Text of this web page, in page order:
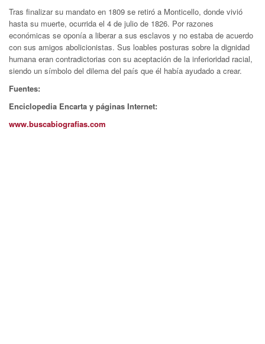
Tras finalizar su mandato en 1809 se retiró a Monticello, donde vivió
hasta su muerte, ocurrida el 4 de julio de 1826. Por razones
económicas se oponía a liberar a sus esclavos y no estaba de acuerdo
con sus amigos abolicionistas. Sus loables posturas sobre la dignidad
humana eran contradictorias con su aceptación de la inferioridad racial,
siendo un símbolo del dilema del país que él había ayudado a crear.
Fuentes:
Enciclopedia Encarta y páginas Internet:
www.buscabiografias.com